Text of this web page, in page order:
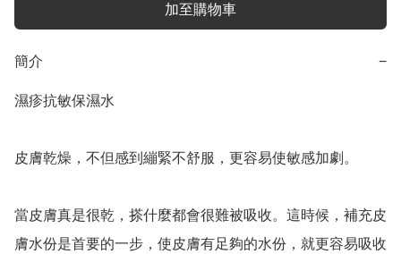
加至購物車
簡介 −
濕疹抗敏保濕水
皮膚乾燥，不但感到繃緊不舒服，更容易使敏感加劇。
當皮膚真是很乾，搽什麼都會很難被吸收。這時候，補充皮
膚水份是首要的一步，使皮膚有足夠的水份，就更容易吸收